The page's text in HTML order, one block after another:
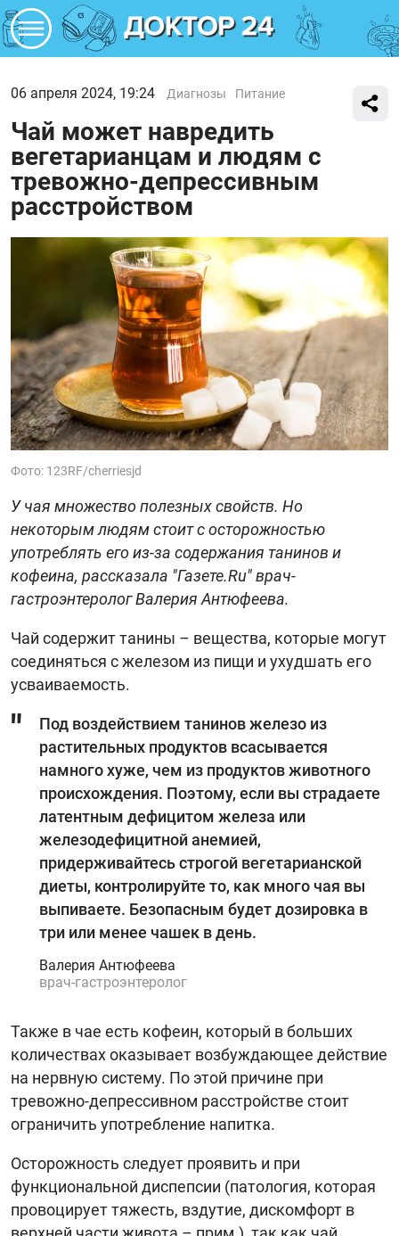
06 апреля 2024, 19:24 Диагнозы Питание
Чай может навредить
вегетарианцам и людям с
тревожно-депрессивным
расстройством
Фото: 123RF/cherriesjd
У чая множество полезных свойств. Но
некоторым людям стоит с осторожностью
употреблять его из-за содержания танинов и
кофеина, рассказала "Газете.Ru" врач-
гастроэнтеролог Валерия Антюфеева.
Чай содержит танины – вещества, которые могут
соединяться с железом из пищи и ухудшать его
усваиваемость.
Под воздействием танинов железо из
растительных продуктов всасывается
намного хуже, чем из продуктов животного
происхождения. Поэтому, если вы страдаете
латентным дефицитом железа или
железодефицитной анемией,
придерживайтесь строгой вегетарианской
диеты, контролируйте то, как много чая вы
выпиваете. Безопасным будет дозировка в
три или менее чашек в день.
Валерия Антюфеева
врач-гастроэнтеролог
Также в чае есть кофеин, который в больших
количествах оказывает возбуждающее действие
на нервную систему. По этой причине при
тревожно-депрессивном расстройстве стоит
ограничить употребление напитка.
Осторожность следует проявить и при
функциональной диспепсии (патология, которая
провоцирует тяжесть, вздутие, дискомфорт в